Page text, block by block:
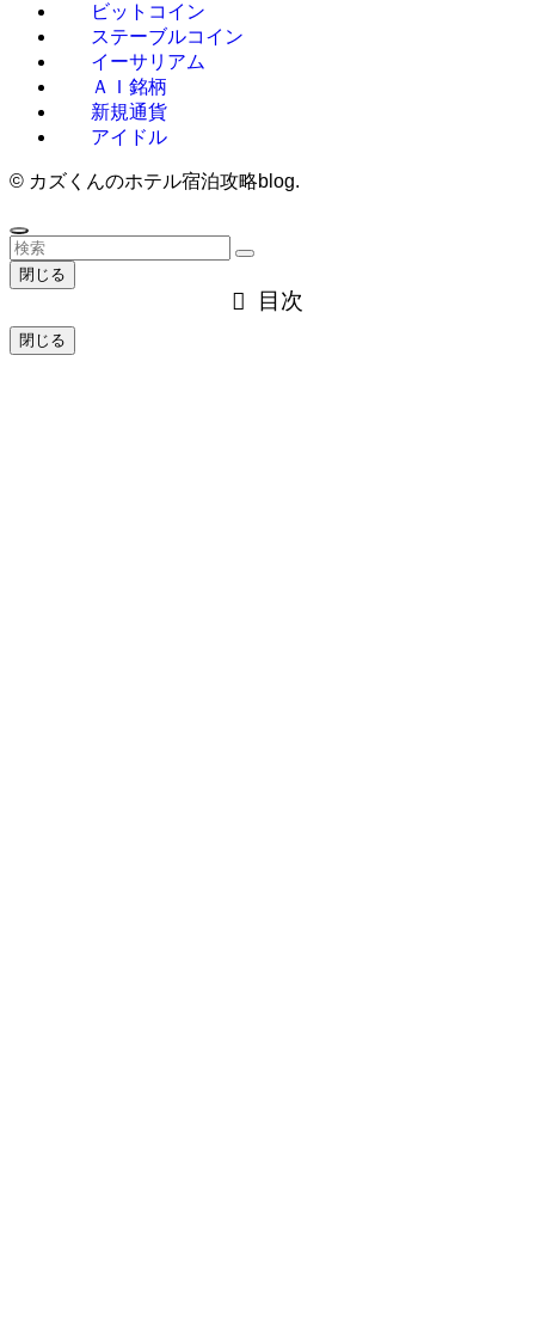
ビットコイン
ステーブルコイン
イーサリアム
ＡＩ銘柄
新規通貨
アイドル
© カズくんのホテル宿泊攻略blog.
閉じる
目次
閉じる